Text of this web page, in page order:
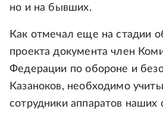
но и на бывших.
Как отмечал еще на стадии
проекта документа член
Федерации по обороне и
Казаноков, необходимо
сотрудники аппаратов наших